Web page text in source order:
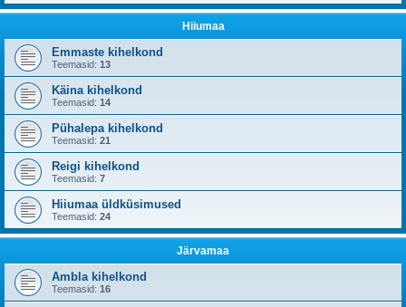
Hiiumaa
Emmaste kihelkond
Teemasid: 13
Käina kihelkond
Teemasid: 14
Pühalepa kihelkond
Teemasid: 21
Reigi kihelkond
Teemasid: 7
Hiiumaa üldküsimused
Teemasid: 24
Järvamaa
Ambla kihelkond
Teemasid: 16